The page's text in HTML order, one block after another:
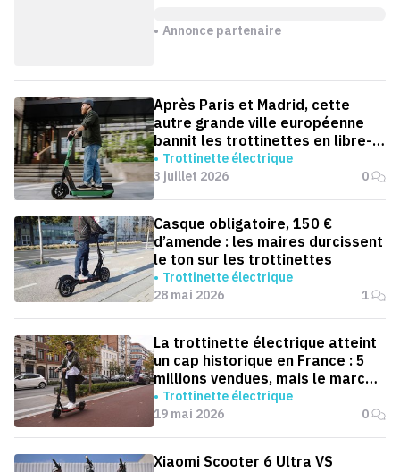
Annonce partenaire
Après Paris et Madrid, cette
autre grande ville européenne
bannit les trottinettes en libre-
service
Trottinette électrique
3 juillet 2026
0
Casque obligatoire, 150 €
d’amende : les maires durcissent
le ton sur les trottinettes
Trottinette électrique
28 mai 2026
1
La trottinette électrique atteint
un cap historique en France : 5
millions vendues, mais le marché
ralentit
Trottinette électrique
19 mai 2026
0
Xiaomi Scooter 6 Ultra VS